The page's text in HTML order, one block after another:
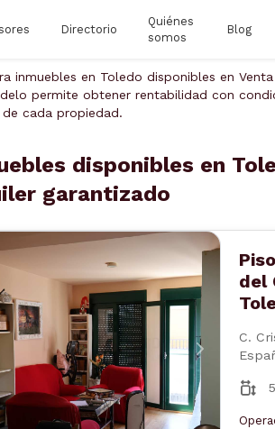
Directorio
Quiénes
somos
Blog
inmuebles en Toledo disponibles en
permite obtener rentabilidad con
cada propiedad.
disponibles en
garantizado
Siguiente
del
C.